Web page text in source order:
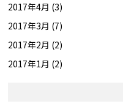
2017年4月 (3)
2017年3月 (7)
2017年2月 (2)
2017年1月 (2)